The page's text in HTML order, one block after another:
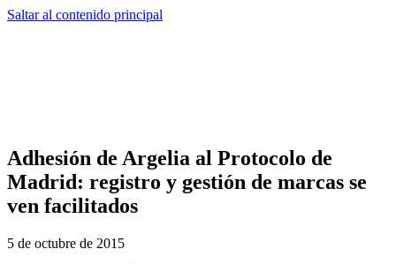
Saltar al contenido principal
Adhesión de Argelia al Protocolo de
Madrid: registro y gestión de marcas se
ven facilitados
5 de octubre de 2015